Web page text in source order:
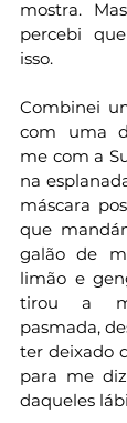
mostra.
percebi
isso.
Combinei
com uma
me com a
na
máscara
que
galão de
limão e
tirou a
pasmada,
ter deixado
para me
daqueles